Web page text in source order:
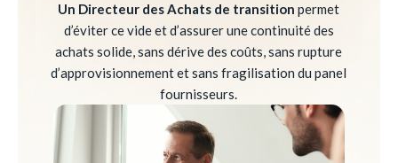
Un Directeur des Achats de transition permet
d’éviter ce vide et d’assurer une continuité des
achats solide, sans dérive des coûts, sans rupture
d’approvisionnement et sans fragilisation du panel
fournisseurs.